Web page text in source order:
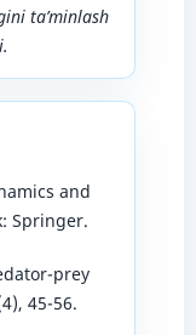
ta’minlash
and
Springer.
prey
45-56.